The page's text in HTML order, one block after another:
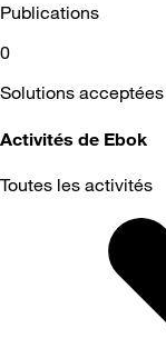
Publications
0
Solutions acceptées
Activités de Ebok
Toutes les activités